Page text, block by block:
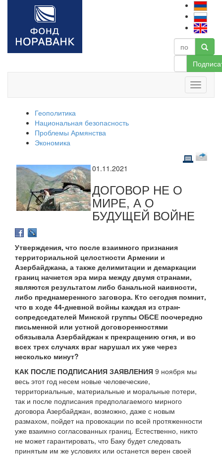
Геополитика
Национальная безопасность
Проблемы Армянства
Экономика
01.11.2021
ДОГОВОР НЕ О
МИРЕ, А О
БУДУЩЕЙ ВОЙНЕ
Утверждения, что после взаимного признания
территориальной целостности Армении и
Азербайджана, а также делимитации и демаркации
границ начнется эра мира между двумя странами,
являются результатом либо банальной наивности,
либо преднамеренного заговора. Кто сегодня помнит,
что в ходе 44-дневной войны каждая из стран-
сопредседателей Минской группы ОБСЕ поочередно
письменной или устной договоренностями
обязывала Азербайджан к прекращению огня, и во
всех трех случаях враг нарушал их уже через
несколько минут?
КАК ПОСЛЕ ПОДПИСАНИЯ ЗАЯВЛЕНИЯ 9 ноября мы
весь этот год несем новые человеческие,
территориальные, материальные и моральные потери,
так и после подписания предполагаемого мирного
договора Азербайджан, возможно, даже с новым
размахом, пойдет на провокации по всей протяженности
уже взаимно согласованных границ. Естественно, никто
не может гарантировать, что Баку будет следовать
принятым им же условиях или останется верен своей